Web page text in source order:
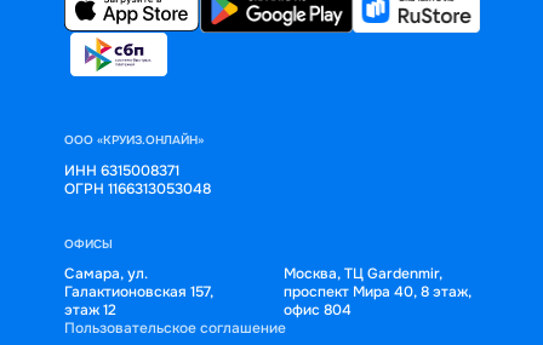
ООО «КРУИЗ.ОНЛАЙН»
ИНН 6315008371
ОГРН 1166313053048
ОФИСЫ
Самара, ул.
Галактионовская 157,
этаж 12
Москва, ТЦ Gardenmir,
проспект Мира 40, 8 этаж,
офис 804
Пользовательское соглашение